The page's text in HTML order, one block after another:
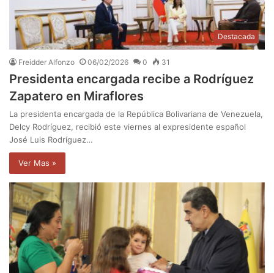
Destacada
Freidder Alfonzo 06/02/2026 0 31
Presidenta encargada recibe a Rodríguez
Zapatero en Miraflores
La presidenta encargada de la República Bolivariana de Venezuela,
Delcy Rodríguez, recibió este viernes al expresidente español
José Luis Rodríguez…
Ver Mas »